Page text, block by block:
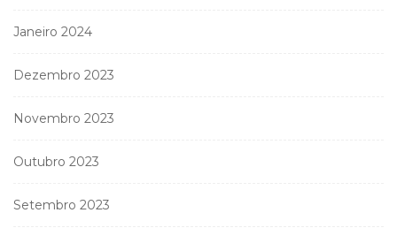
Janeiro 2024
Dezembro 2023
Novembro 2023
Outubro 2023
Setembro 2023